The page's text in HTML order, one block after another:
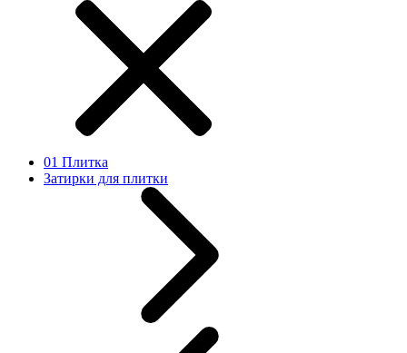
01 Плитка
Затирки для плитки